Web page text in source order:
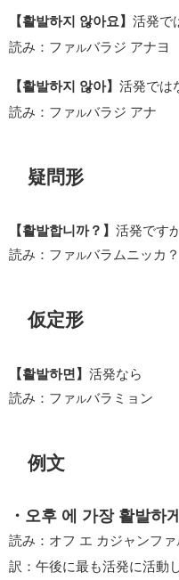
【활발하지 않아요】 活発で
読み：ファ ルバラジ アナヨ
【활발하지 않아】 活発では
読み：ファ ルバラジ アナ
疑問形
【활발합니까？】 活発です
読み：ファ ルバラムニッカ？
仮定形
【활발하면】 活発なら
読み：ファ ルバラミョン
例文
・오후 에 가장 활발하
読み：オフ エ カジャンファ
訳：午後に最も活発に活動